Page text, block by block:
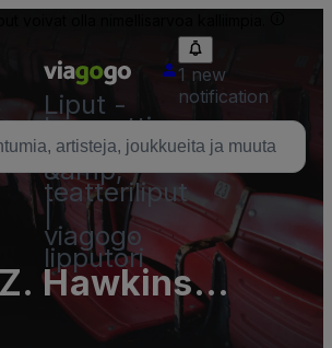
Liput -
konsertti,
urheilu
&amp;
teatteriliput
viagogo
lipputori
1 new
notification
Hawkins
Parking